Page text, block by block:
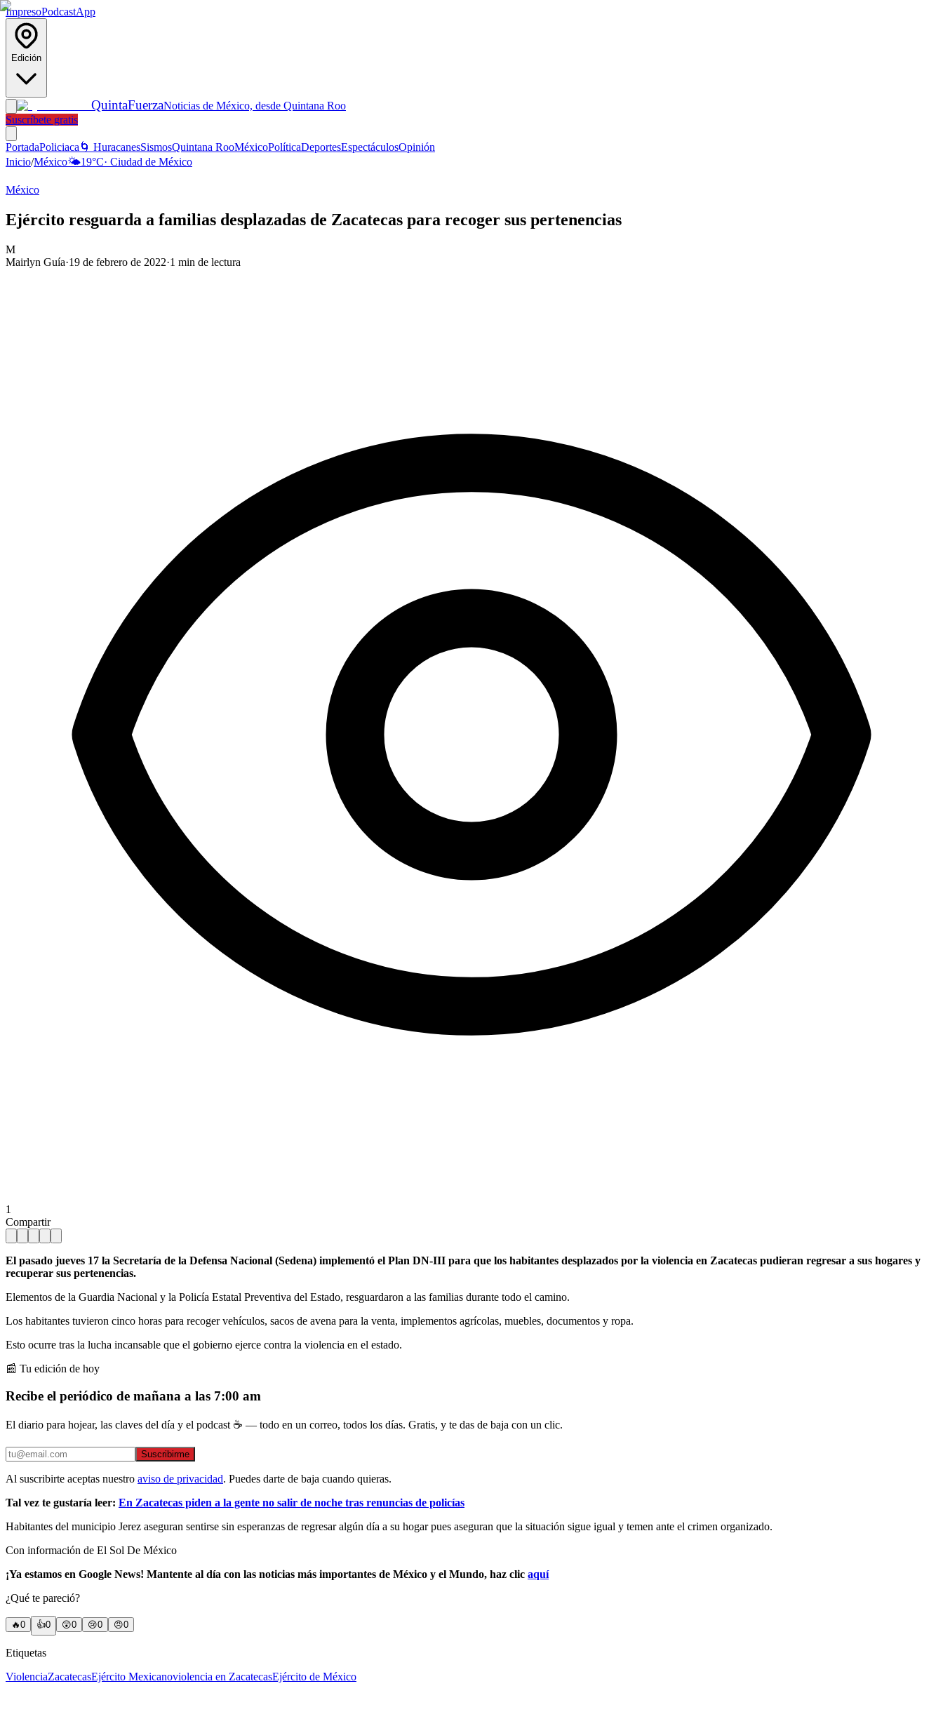
ImpresoPodcastApp
Edición
QuintaFuerzaNoticias de México, desde Quintana Roo
Suscríbete gratis
PortadaPoliciaca 🌀 HuracanesSismosQuintana RooMéxicoPolíticaDeportesEspectáculosOpinión
Inicio/México🌤️19°C· Ciudad de México
México
Ejército resguarda a familias desplazadas de Zacatecas para recoger sus pertenencias
M
Mairlyn Guía·19 de febrero de 2022·1 min de lectura
1
Compartir
El pasado jueves 17 la Secretaría de la Defensa Nacional (Sedena) implementó el Plan DN-III para que los habitantes desplazados por la violencia en Zacatecas pudieran regresar a sus hogares y
recuperar sus pertenencias.
Elementos de la Guardia Nacional y la Policía Estatal Preventiva del Estado, resguardaron a las familias durante todo el camino.
Los habitantes tuvieron cinco horas para recoger vehículos, sacos de avena para la venta, implementos agrícolas, muebles, documentos y ropa.
Esto ocurre tras la lucha incansable que el gobierno ejerce contra la violencia en el estado.
📰 Tu edición de hoy
Recibe el periódico de mañana a las 7:00 am
El diario para hojear, las claves del día y el podcast ☕ — todo en un correo, todos los días. Gratis, y te das de baja con un clic.
Suscribirme
Al suscribirte aceptas nuestro aviso de privacidad. Puedes darte de baja cuando quieras.
Tal vez te gustaría leer: En Zacatecas piden a la gente no salir de noche tras renuncias de policías
Habitantes del municipio Jerez aseguran sentirse sin esperanzas de regresar algún día a su hogar pues aseguran que la situación sigue igual y temen ante el crimen organizado.
Con información de El Sol De México
¡Ya estamos en Google News! Mantente al día con las noticias más importantes de México y el Mundo, haz clic aquí
¿Qué te pareció?
🔥0 👍0 😲0 😢0 😠0
Etiquetas
ViolenciaZacatecasEjército Mexicanoviolencia en ZacatecasEjército de México